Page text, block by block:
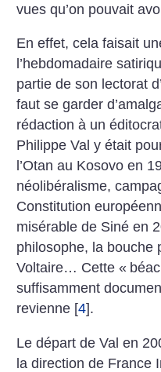
vues qu’on pouvait
En effet, cela faisait
l’hebdomadaire
partie de son lectorat
faut se garder
rédaction à un
Philippe Val y était
l’Otan au Kosovo en
néolibéralisme,
Constitution
misérable de Siné en
philosophe, la bouche
Voltaire… Cette «
suffisamment
revienne [4].
Le départ de Val en
la direction de France